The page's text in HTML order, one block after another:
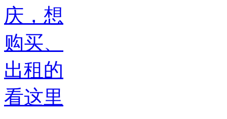
庆，想
购买、
出租的
看这里